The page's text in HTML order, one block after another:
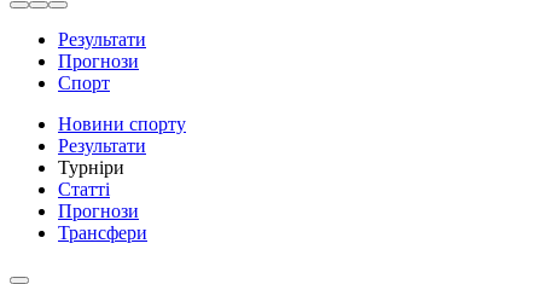
Результати
Прогнози
Спорт
Новини спорту
Результати
Турніри
Статті
Прогнози
Трансфери